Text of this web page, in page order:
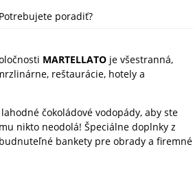
Potrebujete poradiť?
MARTELLATO je všestranná,
reštaurácie, hotely a
čokoládové vodopády, aby ste
nikto neodolá! Špeciálne doplnky z
bankety pre obrady a firemné